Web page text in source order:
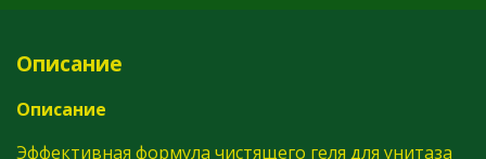
Описание
Описание
Эффективная формула чистящего геля для унитаза